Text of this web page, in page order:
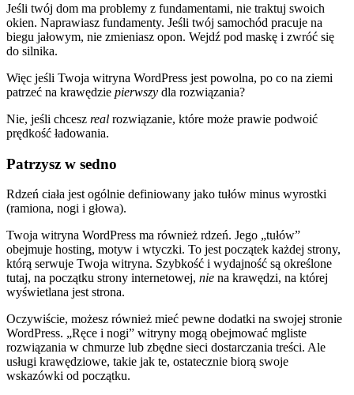
Jeśli twój dom ma problemy z fundamentami, nie traktuj swoich
okien. Naprawiasz fundamenty. Jeśli twój samochód pracuje na
biegu jałowym, nie zmieniasz opon. Wejdź pod maskę i zwróć się
do silnika.
Więc jeśli Twoja witryna WordPress jest powolna, po co na ziemi
patrzeć na krawędzie pierwszy dla rozwiązania?
Nie, jeśli chcesz real rozwiązanie, które może prawie podwoić
prędkość ładowania.
Patrzysz w sedno
Rdzeń ciała jest ogólnie definiowany jako tułów minus wyrostki
(ramiona, nogi i głowa).
Twoja witryna WordPress ma również rdzeń. Jego „tułów”
obejmuje hosting, motyw i wtyczki. To jest początek każdej strony,
którą serwuje Twoja witryna. Szybkość i wydajność są określone
tutaj, na początku strony internetowej, nie na krawędzi, na której
wyświetlana jest strona.
Oczywiście, możesz również mieć pewne dodatki na swojej stronie
WordPress. „Ręce i nogi” witryny mogą obejmować mgliste
rozwiązania w chmurze lub zbędne sieci dostarczania treści. Ale
usługi krawędziowe, takie jak te, ostatecznie biorą swoje
wskazówki od początku.